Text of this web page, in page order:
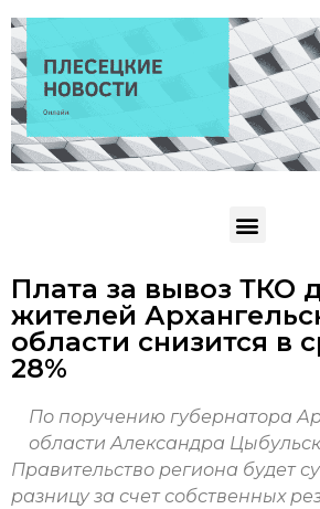
Плата за вывоз ТКО
жителей
области снизится в
28%
По поручению губернатора
области Александра
Правительство региона будет
разницу за счет собственных